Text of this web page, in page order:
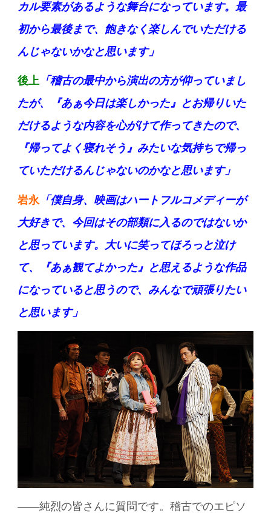
カル要素があるような舞台になっています。最
初から最後まで、飽きなく楽しんでいただける
んじゃないかなと思います」
後上 「稽古の最中から演出の方が仰っていまし
たが、『あぁ今日は楽しかった』とお帰りいた
だけるような内容を心がけて作ってきたので、
『帰ってよく寝れそう』みたいな気持ちで帰っ
ていただけるんじゃないのかなと思います」
岩永 「僕自身、映画はハートフルコメディーが
大好きで、今回はその部類に入るのではないか
と思っています。大いに笑ってほろっと泣け
て、『あぁ観てよかった』と思えるような作品
になっていると思うので、みんなで頑張りたい
と思います」
——純烈の皆さんに質問です。稽古でのエピソ